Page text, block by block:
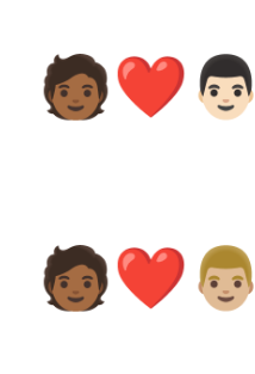
🧑🏾‍❤️‍👨🏻
🧑🏾‍❤️‍👨🏼